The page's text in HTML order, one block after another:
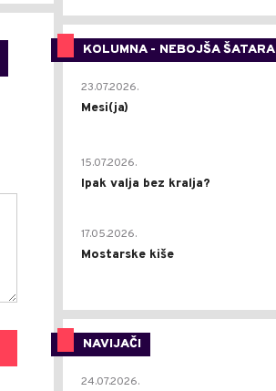
KOLUMNA - NEBOJŠA ŠATARA
23.07.2026.
Mesi(ja)
15.07.2026.
Ipak valja bez kralja?
17.05.2026.
Mostarske kiše
NAVIJAČI
24.07.2026.